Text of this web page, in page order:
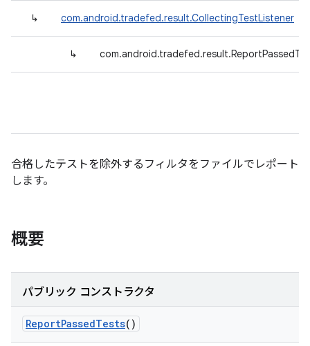
↳ com.android.tradefed.result.CollectingTestListener
↳
合格したテストを除外するフィルタをファイルでレポート
します。
概要
パブリック コンストラクタ
ReportPassedTests()